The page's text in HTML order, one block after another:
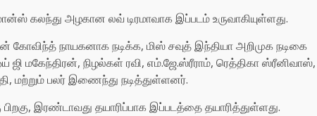
கலந்து அழகான லவ் டிரமாவாக இப்படம் உருவாகியுள்ளது.
நாயகனாக நடிக்க, மிஸ் சவுத் இந்தியா அறிமுக நடிகை
மகேந்திரன், நிழல்கள் ரவி, எம்.ஜே.ஸ்ரீராம், ரெத்திகா ஸ்ரீனிவாஸ்,
மற்றும் பலர் இணைந்து நடித்துள்ளனர்.
இரண்டாவது தயாரிப்பாக இப்படத்தை தயாரித்துள்ளது.